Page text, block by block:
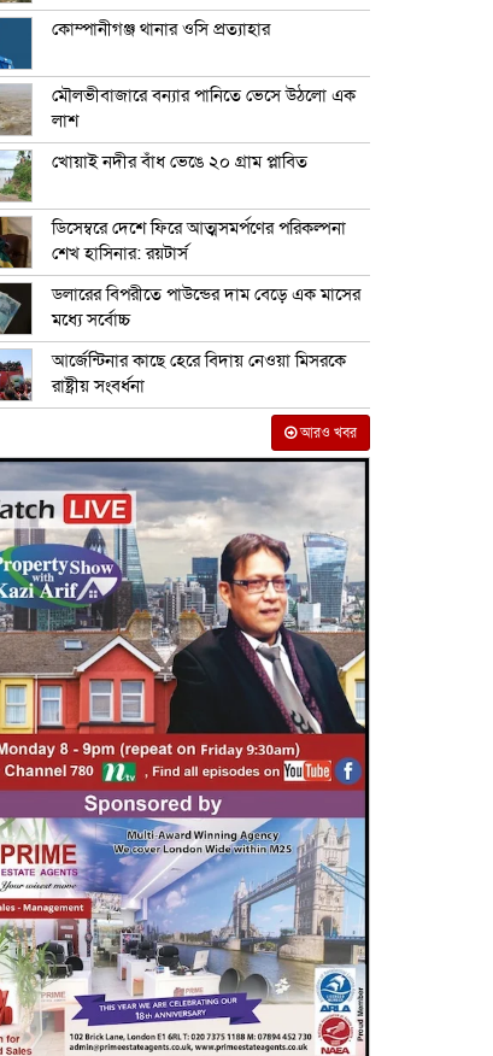
কোম্পানীগঞ্জ থানার ওসি প্রত্যাহার
মৌলভীবাজারে বন্যার পানিতে ভেসে উঠলো এক
লাশ
খোয়াই নদীর বাঁধ ভেঙে ২০ গ্রাম প্লাবিত
ডিসেম্বরে দেশে ফিরে আত্মসমর্পণের পরিকল্পনা
শেখ হাসিনার: রয়টার্স
ডলারের বিপরীতে পাউন্ডের দাম বেড়ে এক মাসের
মধ্যে সর্বোচ্চ
আর্জেন্টিনার কাছে হেরে বিদায় নেওয়া মিসরকে
রাষ্ট্রীয় সংবর্ধনা
আরও খবর